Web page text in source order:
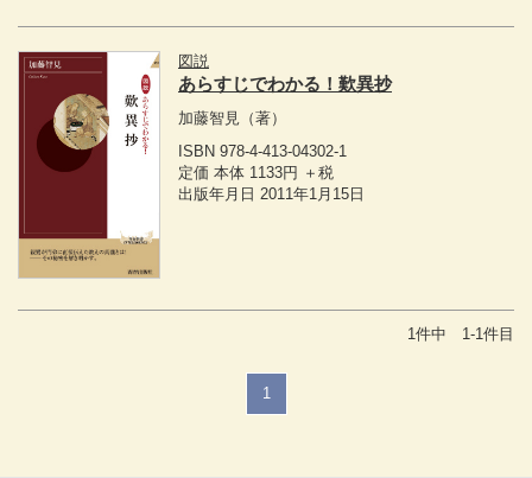
図説
あらすじでわかる！歎異抄
加藤智見
（著）
ISBN 978-4-413-04302-1
定価 本体 1133円 ＋税
出版年月日 2011年1月15日
1件中 1-1件目
1